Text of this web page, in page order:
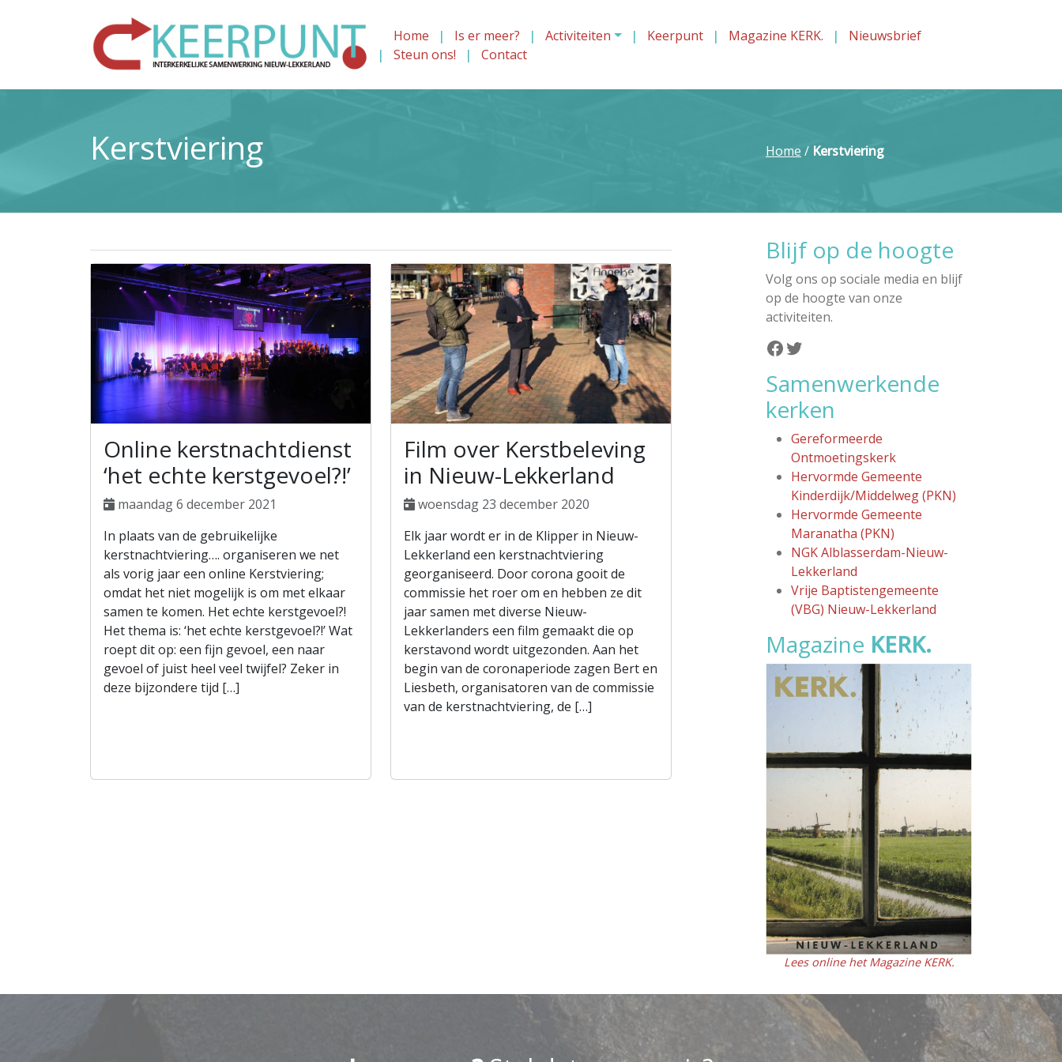
Home Is er meer? Activiteiten Keerpunt Magazine KERK.
Nieuwsbrief
Steun ons!
Contact
Kerstviering Home / Kerstviering
Online kerstnachtdienst
‘het echte kerstgevoel?!’
maandag 6 december 2021
In plaats van de gebruikelijke
kerstnachtviering…. organiseren we net
als vorig jaar een online Kerstviering;
omdat het niet mogelijk is om met elkaar
samen te komen. Het echte kerstgevoel?!
Het thema is: ‘het echte kerstgevoel?!’ Wat
roept dit op: een fijn gevoel, een naar
gevoel of juist heel veel twijfel? Zeker in
deze bijzondere tijd […]
Film over Kerstbeleving
in Nieuw-Lekkerland
woensdag 23 december 2020
Elk jaar wordt er in de Klipper in Nieuw-
Lekkerland een kerstnachtviering
georganiseerd. Door corona gooit de
commissie het roer om en hebben ze dit
jaar samen met diverse Nieuw-
Lekkerlanders een film gemaakt die op
kerstavond wordt uitgezonden. Aan het
begin van de coronaperiode zagen Bert en
Liesbeth, organisatoren van de commissie
van de kerstnachtviering, de […]
Blijf op de hoogte
Volg ons op sociale media en blijf
op de hoogte van onze
activiteiten.
Facebook
Twitter
Samenwerkende
kerken
Gereformeerde
Ontmoetingskerk
Hervormde Gemeente
Kinderdijk/Middelweg (PKN)
Hervormde Gemeente
Maranatha (PKN)
NGK Alblasserdam-Nieuw-
Lekkerland
Vrije Baptistengemeente
(VBG) Nieuw-Lekkerland
Magazine KERK.
Lees online het Magazine KERK.